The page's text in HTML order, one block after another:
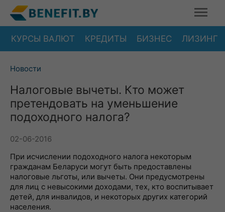
КУРСЫ ВАЛЮТ КРЕДИТЫ БИЗНЕС ЛИЗИНГ
Новости
Налоговые вычеты. Кто может
претендовать на уменьшение
подоходного налога?
02-06-2016
При исчислении подоходного налога некоторым
гражданам Беларуси могут быть предоставлены
налоговые льготы, или вычеты. Они предусмотрены
для лиц с невысокими доходами, тех, кто воспитывает
детей, для инвалидов, и некоторых других категорий
населения.